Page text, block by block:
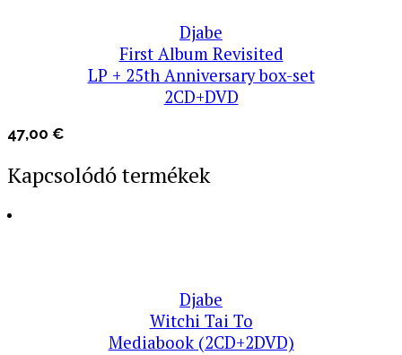
Djabe
First Album Revisited
LP + 25th Anniversary box-set
2CD+DVD
47,00 €
Kapcsolódó termékek
Djabe
Witchi Tai To
Mediabook (2CD+2DVD)